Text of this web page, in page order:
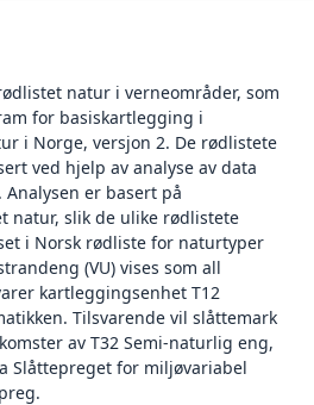
natur i verneområder, som
for basiskartlegging i
i Norge, versjon 2. De rødlistete
ved hjelp av analyse av data
er basert på
natur, slik de ulike rødlistete
i Norsk rødliste for naturtyper
(VU) vises som all
kartleggingsenhet T12
Tilsvarende vil slåttemark
av T32 Semi-naturlig eng,
Slåttepreget for miljøvariabel